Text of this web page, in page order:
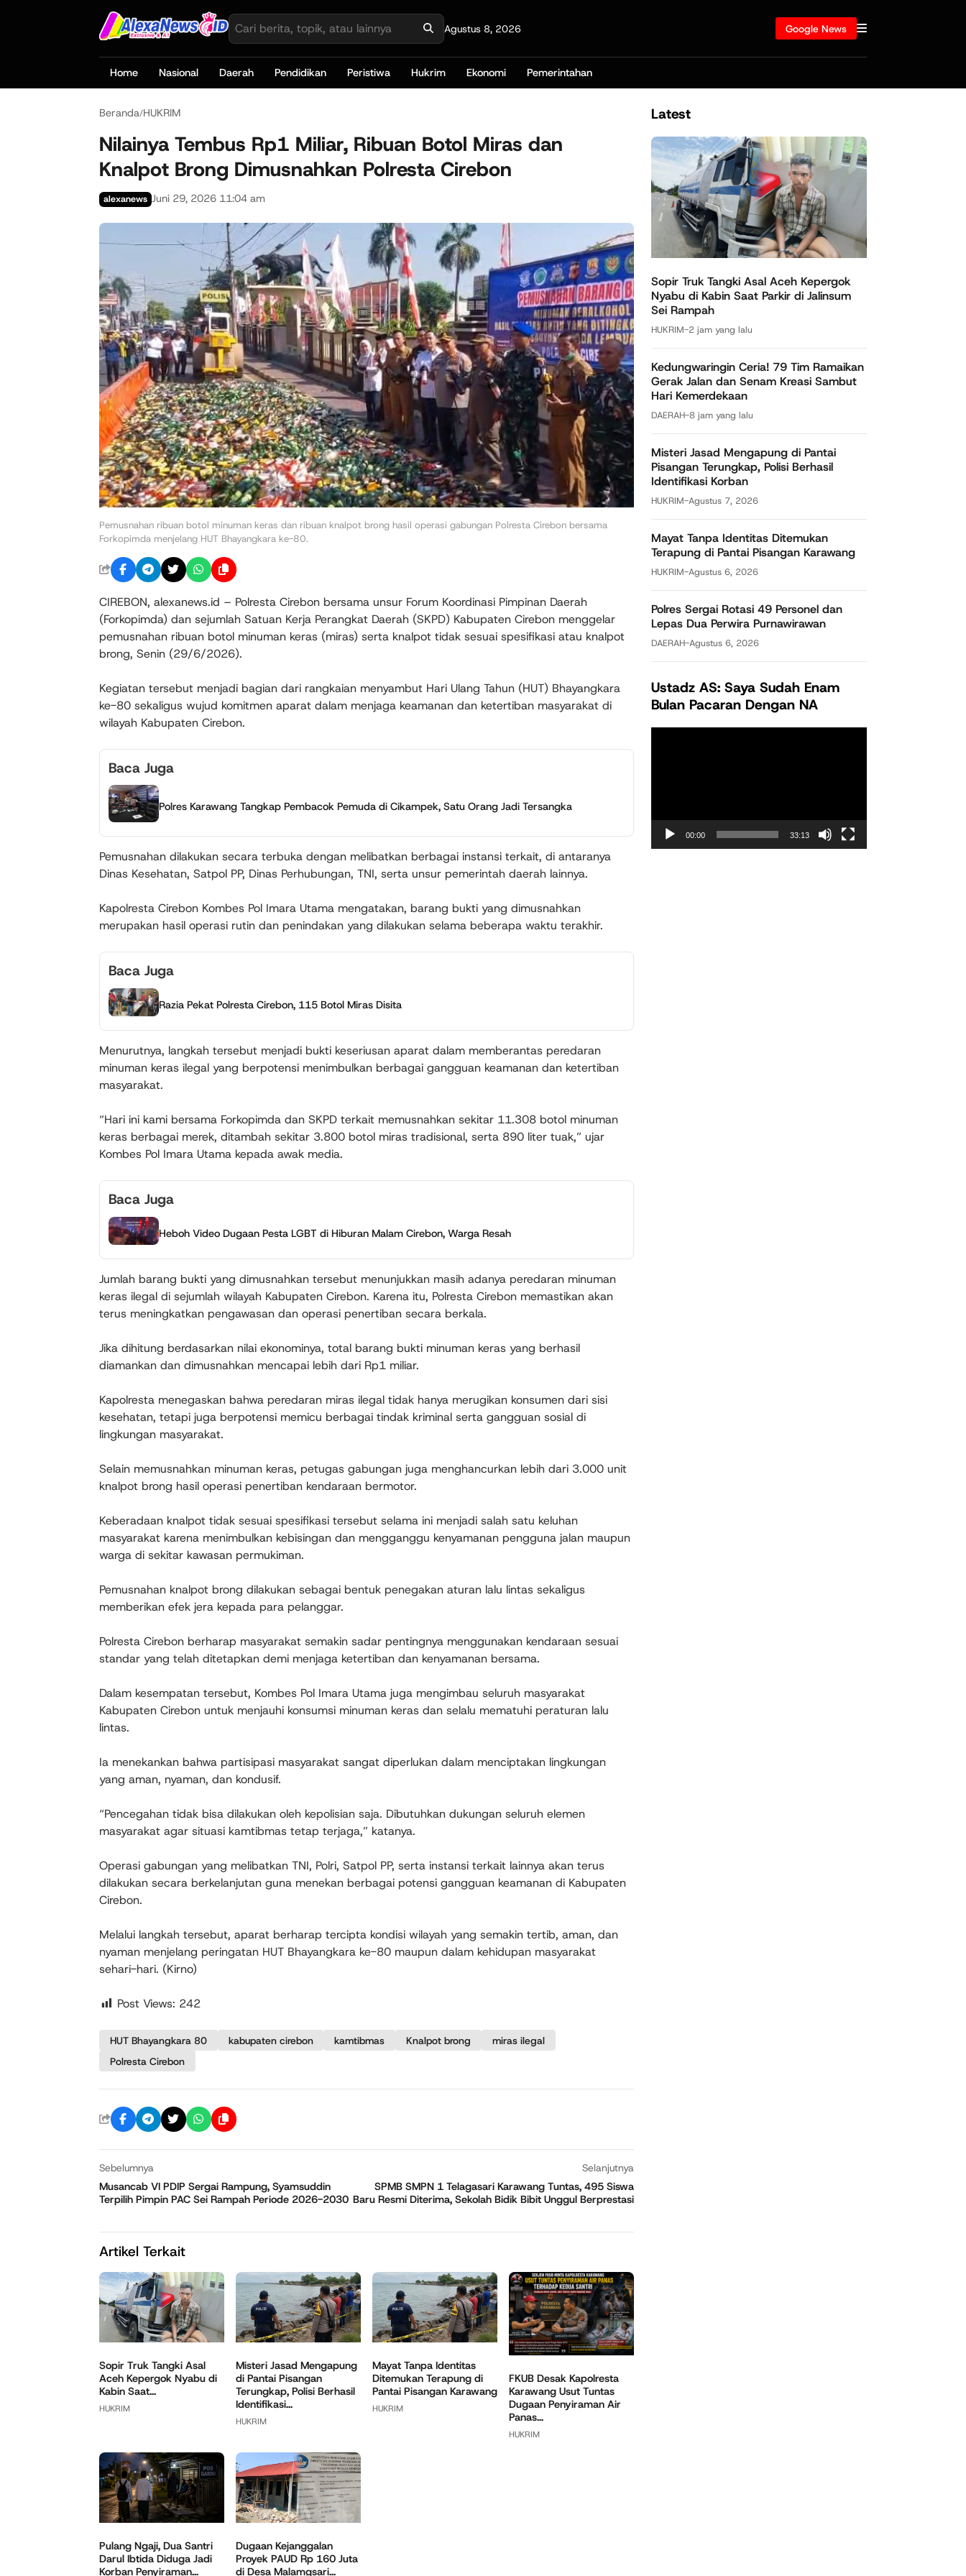
Agustus 8, 2026 Google News
Home Nasional Daerah Pendidikan Peristiwa Hukrim Ekonomi Pemerintahan
Beranda/HUKRIM
Nilainya Tembus Rp1 Miliar, Ribuan Botol Miras dan
Knalpot Brong Dimusnahkan Polresta Cirebon
alexanews Juni 29, 2026 11:04 am
Pemusnahan ribuan botol minuman keras dan ribuan knalpot brong hasil operasi gabungan Polresta Cirebon bersama
Forkopimda menjelang HUT Bhayangkara ke-80.
CIREBON, alexanews.id – Polresta Cirebon bersama unsur Forum Koordinasi Pimpinan Daerah
(Forkopimda) dan sejumlah Satuan Kerja Perangkat Daerah (SKPD) Kabupaten Cirebon menggelar
pemusnahan ribuan botol minuman keras (miras) serta knalpot tidak sesuai spesifikasi atau knalpot
brong, Senin (29/6/2026).
Kegiatan tersebut menjadi bagian dari rangkaian menyambut Hari Ulang Tahun (HUT) Bhayangkara
ke-80 sekaligus wujud komitmen aparat dalam menjaga keamanan dan ketertiban masyarakat di
wilayah Kabupaten Cirebon.
Baca Juga
Polres Karawang Tangkap Pembacok Pemuda di Cikampek, Satu Orang Jadi Tersangka
Pemusnahan dilakukan secara terbuka dengan melibatkan berbagai instansi terkait, di antaranya
Dinas Kesehatan, Satpol PP, Dinas Perhubungan, TNI, serta unsur pemerintah daerah lainnya.
Kapolresta Cirebon Kombes Pol Imara Utama mengatakan, barang bukti yang dimusnahkan
merupakan hasil operasi rutin dan penindakan yang dilakukan selama beberapa waktu terakhir.
Baca Juga
Razia Pekat Polresta Cirebon, 115 Botol Miras Disita
Menurutnya, langkah tersebut menjadi bukti keseriusan aparat dalam memberantas peredaran
minuman keras ilegal yang berpotensi menimbulkan berbagai gangguan keamanan dan ketertiban
masyarakat.
“Hari ini kami bersama Forkopimda dan SKPD terkait memusnahkan sekitar 11.308 botol minuman
keras berbagai merek, ditambah sekitar 3.800 botol miras tradisional, serta 890 liter tuak,” ujar
Kombes Pol Imara Utama kepada awak media.
Baca Juga
Heboh Video Dugaan Pesta LGBT di Hiburan Malam Cirebon, Warga Resah
Jumlah barang bukti yang dimusnahkan tersebut menunjukkan masih adanya peredaran minuman
keras ilegal di sejumlah wilayah Kabupaten Cirebon. Karena itu, Polresta Cirebon memastikan akan
terus meningkatkan pengawasan dan operasi penertiban secara berkala.
Jika dihitung berdasarkan nilai ekonominya, total barang bukti minuman keras yang berhasil
diamankan dan dimusnahkan mencapai lebih dari Rp1 miliar.
Kapolresta menegaskan bahwa peredaran miras ilegal tidak hanya merugikan konsumen dari sisi
kesehatan, tetapi juga berpotensi memicu berbagai tindak kriminal serta gangguan sosial di
lingkungan masyarakat.
Selain memusnahkan minuman keras, petugas gabungan juga menghancurkan lebih dari 3.000 unit
knalpot brong hasil operasi penertiban kendaraan bermotor.
Keberadaan knalpot tidak sesuai spesifikasi tersebut selama ini menjadi salah satu keluhan
masyarakat karena menimbulkan kebisingan dan mengganggu kenyamanan pengguna jalan maupun
warga di sekitar kawasan permukiman.
Pemusnahan knalpot brong dilakukan sebagai bentuk penegakan aturan lalu lintas sekaligus
memberikan efek jera kepada para pelanggar.
Polresta Cirebon berharap masyarakat semakin sadar pentingnya menggunakan kendaraan sesuai
standar yang telah ditetapkan demi menjaga ketertiban dan kenyamanan bersama.
Dalam kesempatan tersebut, Kombes Pol Imara Utama juga mengimbau seluruh masyarakat
Kabupaten Cirebon untuk menjauhi konsumsi minuman keras dan selalu mematuhi peraturan lalu
lintas.
Ia menekankan bahwa partisipasi masyarakat sangat diperlukan dalam menciptakan lingkungan
yang aman, nyaman, dan kondusif.
“Pencegahan tidak bisa dilakukan oleh kepolisian saja. Dibutuhkan dukungan seluruh elemen
masyarakat agar situasi kamtibmas tetap terjaga,” katanya.
Operasi gabungan yang melibatkan TNI, Polri, Satpol PP, serta instansi terkait lainnya akan terus
dilakukan secara berkelanjutan guna menekan berbagai potensi gangguan keamanan di Kabupaten
Cirebon.
Melalui langkah tersebut, aparat berharap tercipta kondisi wilayah yang semakin tertib, aman, dan
nyaman menjelang peringatan HUT Bhayangkara ke-80 maupun dalam kehidupan masyarakat
sehari-hari. (Kirno)
Post Views: 242
HUT Bhayangkara 80 kabupaten cirebon kamtibmas Knalpot brong
miras ilegal
Polresta Cirebon
Sebelumnya
Musancab VI PDIP Sergai Rampung, Syamsuddin
Terpilih Pimpin PAC Sei Rampah Periode 2026-2030
Selanjutnya
SPMB SMPN 1 Telagasari Karawang Tuntas, 495 Siswa
Baru Resmi Diterima, Sekolah Bidik Bibit Unggul Berprestasi
Artikel Terkait
Sopir Truk Tangki Asal
Aceh Kepergok Nyabu di
Kabin Saat...
HUKRIM
Misteri Jasad Mengapung
di Pantai Pisangan
Terungkap, Polisi Berhasil
Identifikasi...
HUKRIM
Mayat Tanpa Identitas
Ditemukan Terapung di
Pantai Pisangan Karawang
HUKRIM
FKUB Desak Kapolresta
Karawang Usut Tuntas
Dugaan Penyiraman Air
Panas...
HUKRIM
Pulang Ngaji, Dua Santri
Darul Ibtida Diduga Jadi
Korban Penyiraman...
Dugaan Kejanggalan
Proyek PAUD Rp 160 Juta
di Desa Malamgsari...
Latest
Sopir Truk Tangki Asal Aceh Kepergok
Nyabu di Kabin Saat Parkir di Jalinsum
Sei Rampah
HUKRIM-2 jam yang lalu
Kedungwaringin Ceria! 79 Tim Ramaikan
Gerak Jalan dan Senam Kreasi Sambut
Hari Kemerdekaan
DAERAH-8 jam yang lalu
Misteri Jasad Mengapung di Pantai
Pisangan Terungkap, Polisi Berhasil
Identifikasi Korban
HUKRIM-Agustus 7, 2026
Mayat Tanpa Identitas Ditemukan
Terapung di Pantai Pisangan Karawang
HUKRIM-Agustus 6, 2026
Polres Sergai Rotasi 49 Personel dan
Lepas Dua Perwira Purnawirawan
DAERAH-Agustus 6, 2026
Ustadz AS: Saya Sudah Enam
Bulan Pacaran Dengan NA
00:00 33:13